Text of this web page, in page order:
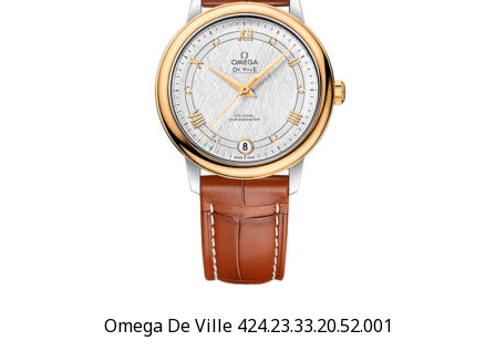
Omega De Ville 424.23.33.20.52.001